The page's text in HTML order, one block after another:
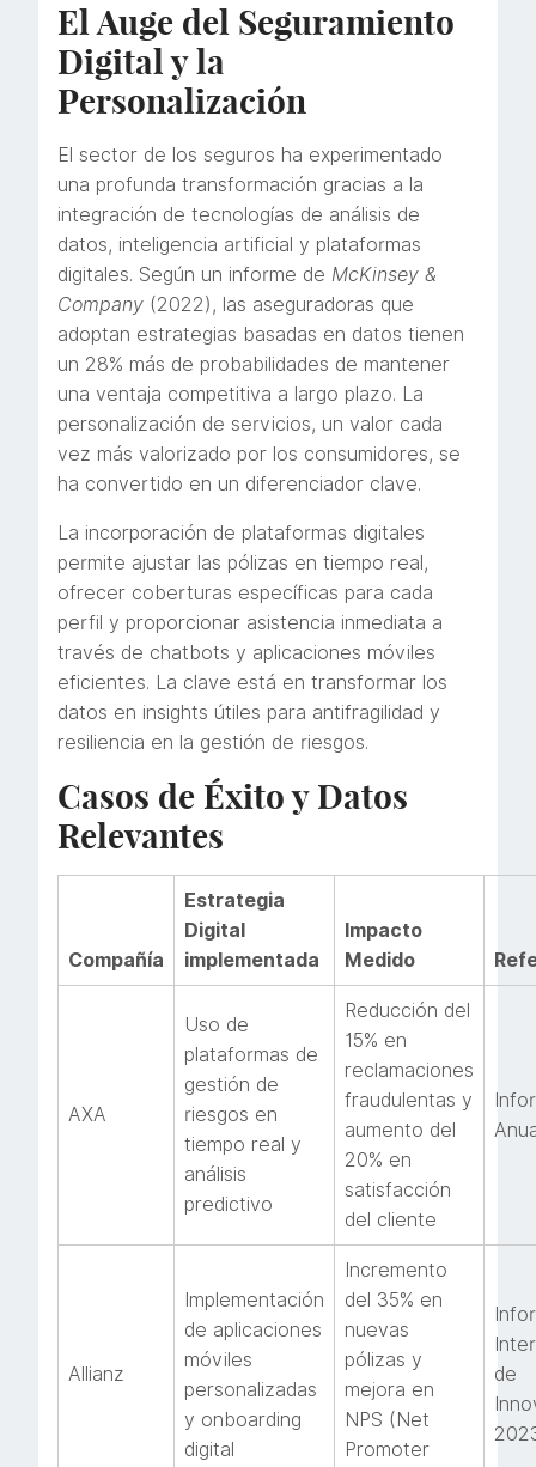
El Auge del Seguramiento
Digital y la
Personalización
El sector de los seguros ha experimentado
una profunda transformación gracias a la
integración de tecnologías de análisis de
datos, inteligencia artificial y plataformas
digitales. Según un informe de McKinsey &
Company (2022), las aseguradoras que
adoptan estrategias basadas en datos tienen
un 28% más de probabilidades de mantener
una ventaja competitiva a largo plazo. La
personalización de servicios, un valor cada
vez más valorizado por los consumidores, se
ha convertido en un diferenciador clave.
La incorporación de plataformas digitales
permite ajustar las pólizas en tiempo real,
ofrecer coberturas específicas para cada
perfil y proporcionar asistencia inmediata a
través de chatbots y aplicaciones móviles
eficientes. La clave está en transformar los
datos en insights útiles para antifragilidad y
resiliencia en la gestión de riesgos.
Casos de Éxito y Datos
Relevantes
Compañía
Estrategia
Digital
implementada
Impacto
Medido
AXA
Uso de
plataformas de
gestión de
riesgos en
tiempo real y
análisis
predictivo
Reducción del
15% en
reclamaciones
fraudulentas y
aumento del
20% en
satisfacción
del cliente
Allianz
Implementación
de aplicaciones
móviles
personalizadas
y onboarding
digital
Incremento
del 35% en
nuevas
pólizas y
mejora en
NPS (Net
Promoter
de